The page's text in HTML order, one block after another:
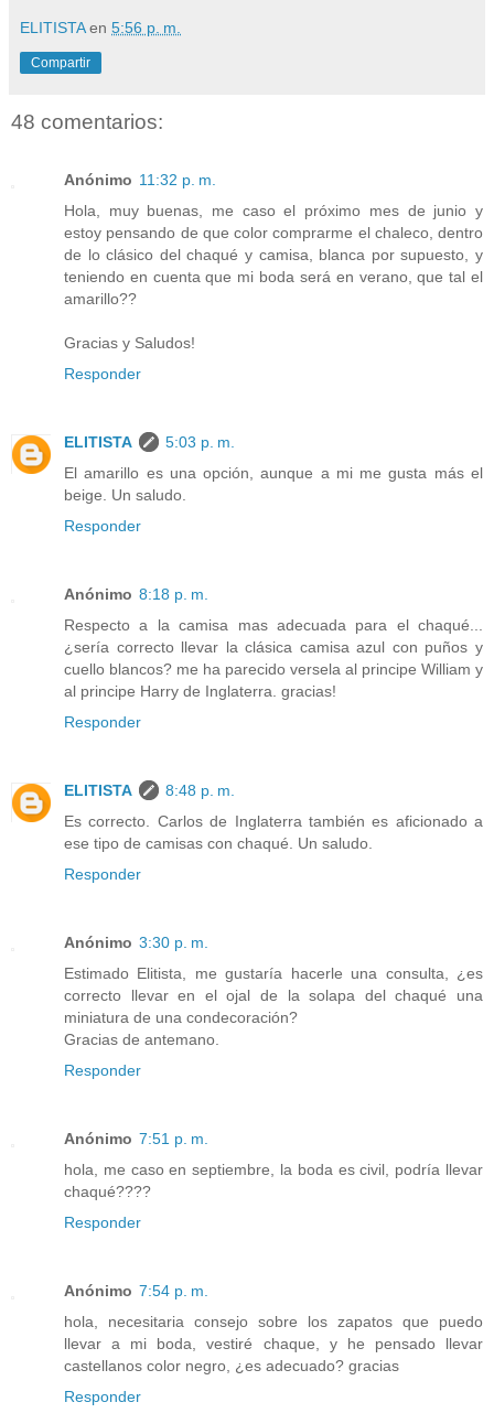
ELITISTA en 5:56 p. m.
Compartir
48 comentarios:
Anónimo 11:32 p. m.
Hola, muy buenas, me caso el próximo mes de junio y
estoy pensando de que color comprarme el chaleco, dentro
de lo clásico del chaqué y camisa, blanca por supuesto, y
teniendo en cuenta que mi boda será en verano, que tal el
amarillo??
Gracias y Saludos!
Responder
ELITISTA
5:03 p. m.
El amarillo es una opción, aunque a mi me gusta más el
beige. Un saludo.
Responder
Anónimo 8:18 p. m.
Respecto a la camisa mas adecuada para el chaqué...
¿sería correcto llevar la clásica camisa azul con puños y
cuello blancos? me ha parecido versela al principe William y
al principe Harry de Inglaterra. gracias!
Responder
ELITISTA
8:48 p. m.
Es correcto. Carlos de Inglaterra también es aficionado a
ese tipo de camisas con chaqué. Un saludo.
Responder
Anónimo 3:30 p. m.
Estimado Elitista, me gustaría hacerle una consulta, ¿es
correcto llevar en el ojal de la solapa del chaqué una
miniatura de una condecoración?
Gracias de antemano.
Responder
Anónimo 7:51 p. m.
hola, me caso en septiembre, la boda es civil, podría llevar
chaqué????
Responder
Anónimo 7:54 p. m.
hola, necesitaria consejo sobre los zapatos que puedo
llevar a mi boda, vestiré chaque, y he pensado llevar
castellanos color negro, ¿es adecuado? gracias
Responder